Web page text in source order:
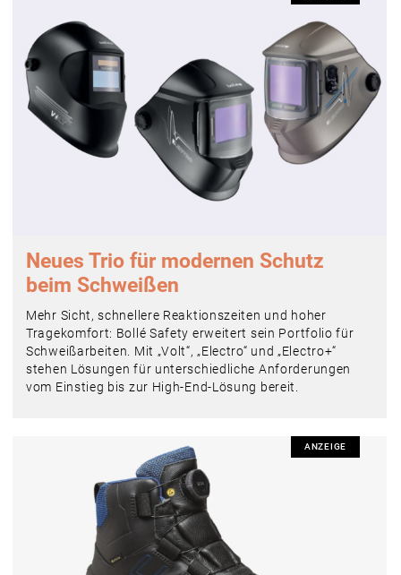
Neues Trio für modernen Schutz
beim Schweißen
Mehr Sicht, schnellere Reaktionszeiten und hoher
Tragekomfort: Bollé Safety erweitert sein Portfolio für
Schweißarbeiten. Mit „Volt“, „Electro“ und „Electro+“
stehen Lösungen für unterschiedliche Anforderungen
vom Einstieg bis zur High-End-Lösung bereit.
ANZEIGE